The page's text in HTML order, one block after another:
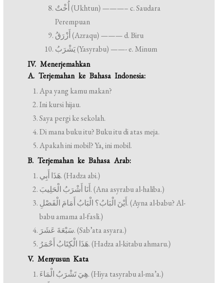
أُخْتٌ (Ukhtun) ———– c. Saudara
Perempuan
أَزْرَقُ (Azraqu) ——— d. Biru
يَشْرَبُ (Yasyrabu) ——- e. Minum
IV. Menerjemahkan
A. Terjemahan ke Bahasa Indonesia:
Apa yang kamu makan?
Ini kursi hijau.
Saya pergi ke sekolah.
Di mana buku itu? Buku itu di atas meja.
Apakah ini mobil? Ya, ini mobil.
B. Terjemahan ke Bahasa Arab:
هَذَا أَبِي. (Hadza abi.)
أَنَا أَشْرَبُ الْحَلِيبَ. (Ana asyrabu al-haliba.)
أَيْنَ الْبَابُ؟ الْبَابُ أَمَامَ الْفَصْلِ. (Ayna al-babu? Al-
babu amama al-fasli.)
سَبْعَةَ عَشَرَ. (Sab’ata asyara.)
هَذَا الْكِتَابُ أَحْمَرُ. (Hadza al-kitabu ahmaru.)
V. Menyusun Kata
هِيَ تَشْرَبُ الْمَاءَ. (Hiya tasyrabu al-ma’a.)